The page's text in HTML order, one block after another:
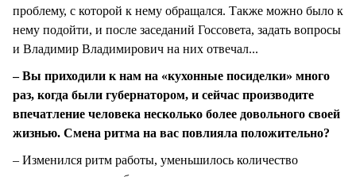
проблему, с которой к нему обращался. Также можно было к
нему подойти, и после заседаний Госсовета, задать вопросы
и Владимир Владимирович на них отвечал...
– Вы приходили к нам на «кухонные посиделки» много
раз, когда были губернатором, и сейчас производите
впечатление человека несколько более довольного своей
жизнью. Смена ритма на вас повлияла положительно?
– Изменился ритм работы, уменьшилось количество